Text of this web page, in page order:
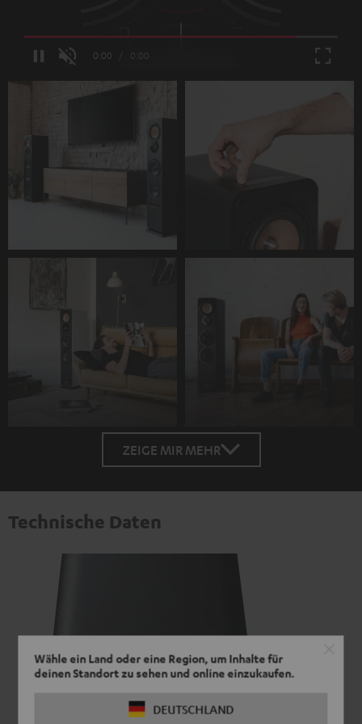
Wähle ein Land oder eine Region, um Inhalte für
deinen Standort zu sehen und online einzukaufen.
DEUTSCHLAND
Unmute
Loaded:
ZEIGE MIR MEHR
Technische Daten